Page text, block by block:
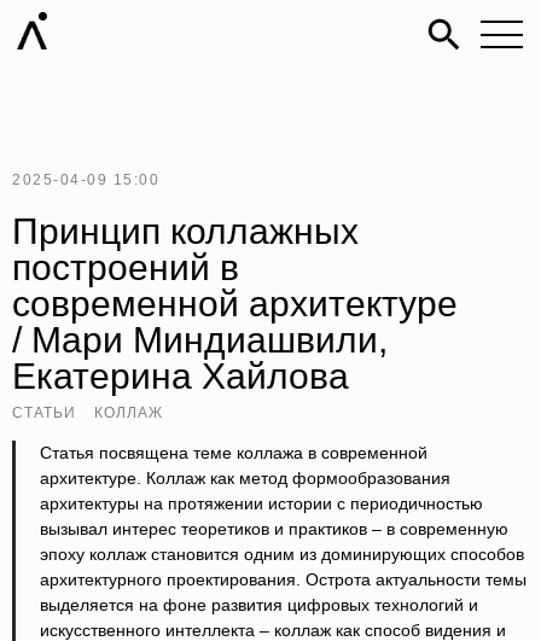
2025-04-09 15:00
Принцип коллажных
построений в
современной архитектуре
/ Мари Миндиашвили,
Екатерина Хайлова
СТАТЬИ КОЛЛАЖ
Статья посвящена теме коллажа в современной
архитектуре. Коллаж как метод формообразования
архитектуры на протяжении истории с периодичностью
вызывал интерес теоретиков и практиков – в современную
эпоху коллаж становится одним из доминирующих способов
архитектурного проектирования. Острота актуальности темы
выделяется на фоне развития цифровых технологий и
искусственного интеллекта – коллаж как способ видения и